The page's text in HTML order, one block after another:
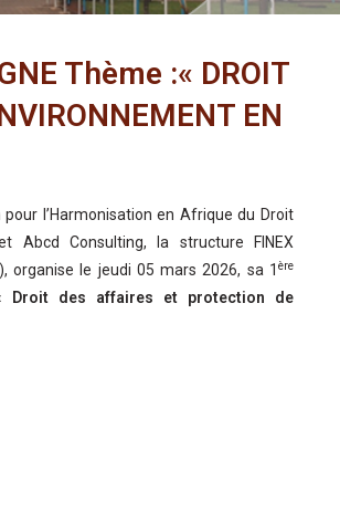
Thème :« DROIT
EN
pour l’Harmonisation en Afrique du Droit
Abcd Consulting, la structure FINEX
organise le jeudi 05 mars 2026, sa 1 ère
Droit des affaires et protection de